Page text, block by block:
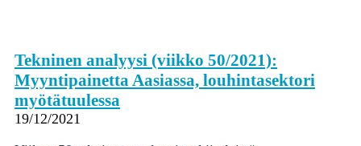
Tekninen analyysi (viikko 50/2021):
Myyntipainetta Aasiassa, louhintasektori
myötätuulessa
19/12/2021